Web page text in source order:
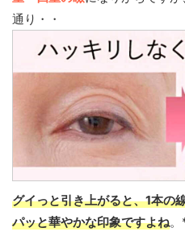
通り・・
グイっと引き上がると、1本の
パッと華やかな印象ですよね。